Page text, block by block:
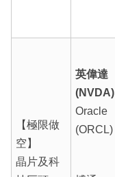
【極限做
空】
晶片及科
英偉達
(NVDA)
Oracle
(ORCL)